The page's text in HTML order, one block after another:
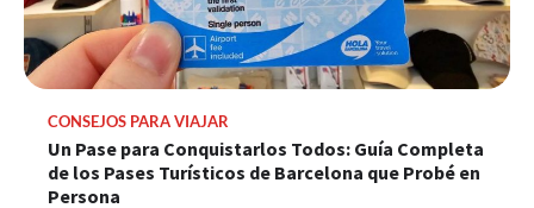
CONSEJOS PARA VIAJAR
Un Pase para Conquistarlos Todos: Guía Completa
de los Pases Turísticos de Barcelona que Probé en
Persona